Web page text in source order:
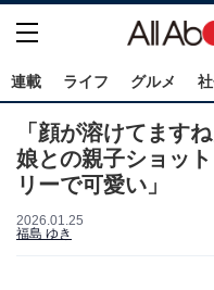
連載 ライフ グルメ
「顔が溶けてます
娘との親子ショッ
リーで可愛い」
2026.01.25
福島 ゆき